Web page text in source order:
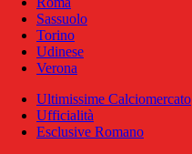
Sassuolo
Torino
Udinese
Verona
Ultimissime Calciomercato
Ufficialità
Esclusive Romano